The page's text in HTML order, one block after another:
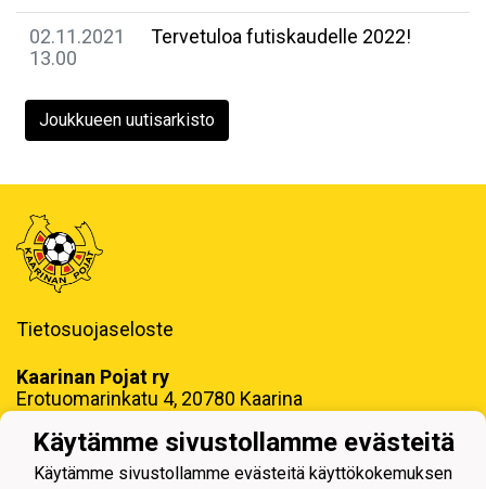
02.11.2021
13.00
Tervetuloa futiskaudelle 2022!
Joukkueen uutisarkisto
Tietosuojaseloste
Kaarinan Pojat ry
Erotuomarinkatu 4, 20780 Kaarina
y-tunnus: 1006858-6
Käytämme sivustollamme evästeitä
Käytämme sivustollamme evästeitä käyttökokemuksen